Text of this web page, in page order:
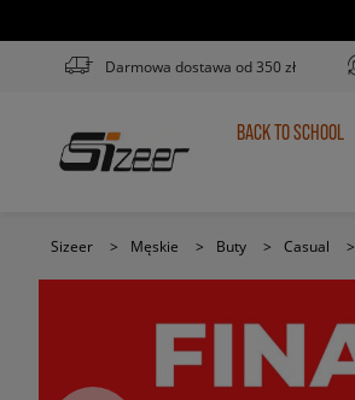
Darmowa dostawa od 350 zł
BACK
BACK TO SCHOOL
Sizeer > Męskie > Buty > Casual >